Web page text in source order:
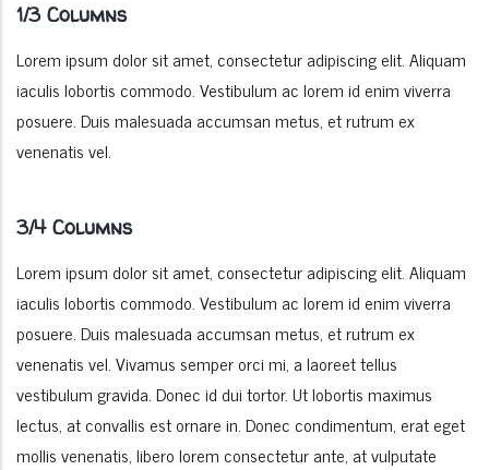
1/3 Columns
Lorem ipsum dolor sit amet, consectetur adipiscing elit. Aliquam
iaculis lobortis commodo. Vestibulum ac lorem id enim viverra
posuere. Duis malesuada accumsan metus, et rutrum ex
venenatis vel.
3/4 Columns
Lorem ipsum dolor sit amet, consectetur adipiscing elit. Aliquam
iaculis lobortis commodo. Vestibulum ac lorem id enim viverra
posuere. Duis malesuada accumsan metus, et rutrum ex
venenatis vel. Vivamus semper orci mi, a laoreet tellus
vestibulum gravida. Donec id dui tortor. Ut lobortis maximus
lectus, at convallis est ornare in. Donec condimentum, erat eget
mollis venenatis, libero lorem consectetur ante, at vulputate